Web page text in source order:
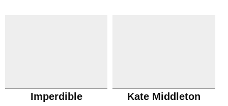
Imperdible Kate Middleton